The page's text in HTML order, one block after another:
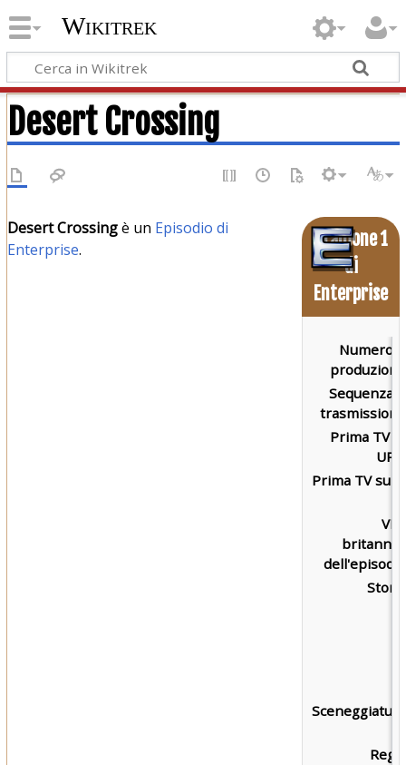
Wikitrek
Desert Crossing
Stagione 1
di
Enterprise
Numero
Sequenza
Prima TV
Prima TV su
Desert Crossingè un Episodio di
Enterprise.